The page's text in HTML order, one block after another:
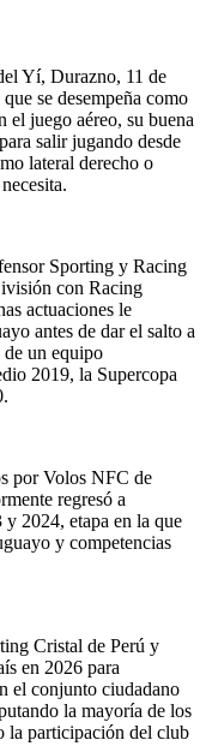
Yí, Durazno, 11 de
se desempeña como
el juego aéreo, su buena
salir jugando desde
lateral derecho o
Sporting y Racing
con Racing
actuaciones le
antes de dar el salto a
un equipo
2019, la Supercopa
por Volos NFC de
regresó a
2024, etapa en la que
y competencias
Cristal de Perú y
en 2026 para
el conjunto ciudadano
la mayoría de los
la participación del club